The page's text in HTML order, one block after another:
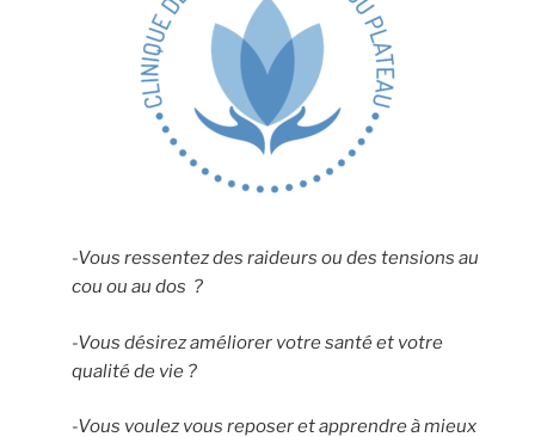
-Vous ressentez des raideurs ou des tensions au
cou ou au dos ?
-Vous désirez améliorer votre santé et votre
qualité de vie ?
-Vous voulez vous reposer et apprendre à mieux